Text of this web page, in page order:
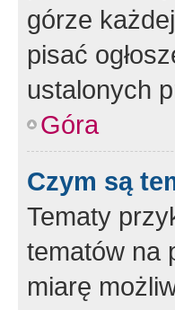
górze
pisać
ustalonych
Góra
Czym są
Tematy
tematów na
miarę